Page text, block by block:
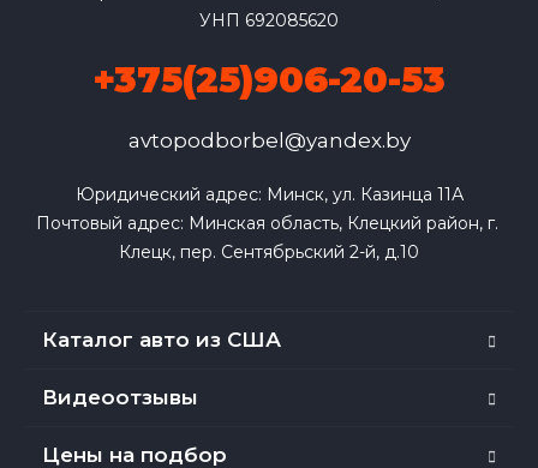
УНП 692085620
+375(25)906-20-53
avtopodborbel@yandex.by
Юридический адрес: Минск, ул. Казинца 11А
Почтовый адрес: Минская область, Клецкий район, г.
Клецк, пер. Сентябрьский 2-й, д.10
Каталог авто из США
Видеоотзывы
Цены на подбор